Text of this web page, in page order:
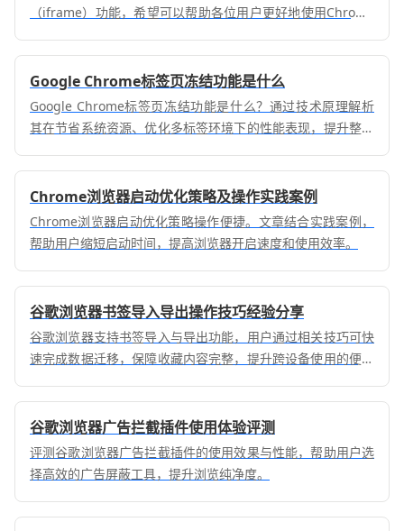
（iframe）功能，希望可以帮助各位用户更好地使用Chrome
Google Chrome标签页冻结功能是什么
Google Chrome标签页冻结功能是什么？通过技术原理解析
其在节省系统资源、优化多标签环境下的性能表现，提升整体
Chrome浏览器启动优化策略及操作实践案例
Chrome浏览器启动优化策略操作便捷。文章结合实践案例，
帮助用户缩短启动时间，提高浏览器开启速度和使用效率。
谷歌浏览器书签导入导出操作技巧经验分享
谷歌浏览器支持书签导入与导出功能，用户通过相关技巧可快
速完成数据迁移，保障收藏内容完整，提升跨设备使用的便捷
谷歌浏览器广告拦截插件使用体验评测
评测谷歌浏览器广告拦截插件的使用效果与性能，帮助用户选
择高效的广告屏蔽工具，提升浏览纯净度。